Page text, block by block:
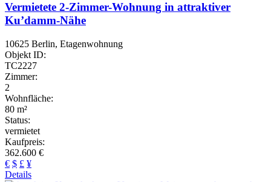
Vermietete 2-Zimmer-Wohnung in attraktiver
Ku’damm-Nähe
10625 Berlin, Etagenwohnung
Objekt ID:
TC2227
Zimmer:
2
Wohnfläche:
80 m²
Status:
vermietet
Kaufpreis:
362.600 €
€ $ £ ¥
Details